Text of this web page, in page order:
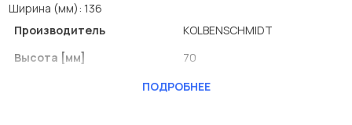
Ширина (мм): 136
Производитель
KOLBENSCHMIDT
Высота [мм]
70
345
ПОДРОБНЕЕ